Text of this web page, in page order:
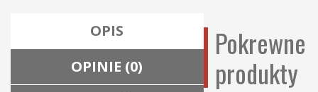
OPIS
OPINIE (0)
Pokrewne
produkty